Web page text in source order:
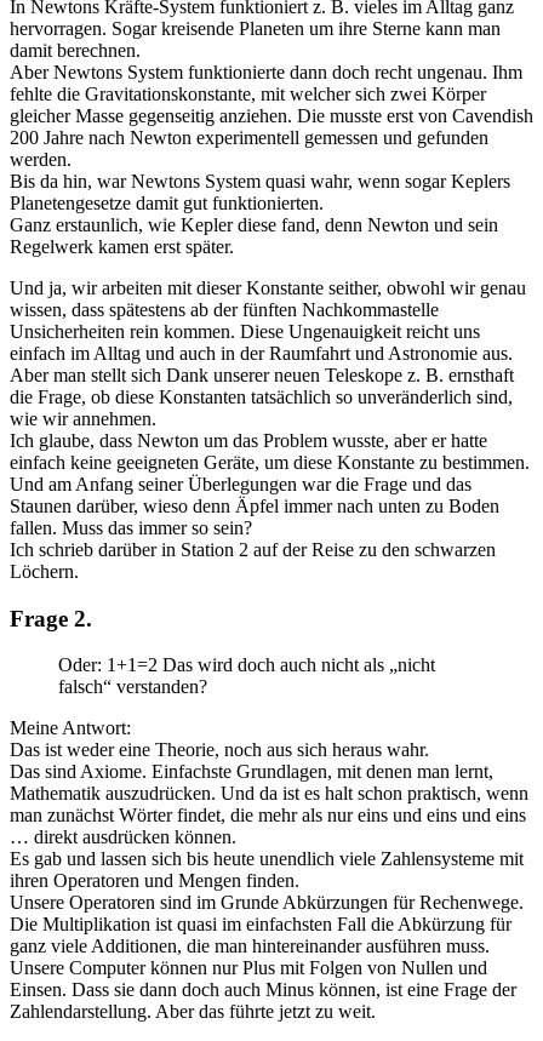
In Newtons Kräfte-System funktioniert z. B. vieles im Alltag ganz
hervorragen. Sogar kreisende Planeten um ihre Sterne kann man
damit berechnen.
Aber Newtons System funktionierte dann doch recht ungenau. Ihm
fehlte die Gravitationskonstante, mit welcher sich zwei Körper
gleicher Masse gegenseitig anziehen. Die musste erst von Cavendish
200 Jahre nach Newton experimentell gemessen und gefunden
werden.
Bis da hin, war Newtons System quasi wahr, wenn sogar Keplers
Planetengesetze damit gut funktionierten.
Ganz erstaunlich, wie Kepler diese fand, denn Newton und sein
Regelwerk kamen erst später.
Und ja, wir arbeiten mit dieser Konstante seither, obwohl wir genau
wissen, dass spätestens ab der fünften Nachkommastelle
Unsicherheiten rein kommen. Diese Ungenauigkeit reicht uns
einfach im Alltag und auch in der Raumfahrt und Astronomie aus.
Aber man stellt sich Dank unserer neuen Teleskope z. B. ernsthaft
die Frage, ob diese Konstanten tatsächlich so unveränderlich sind,
wie wir annehmen.
Ich glaube, dass Newton um das Problem wusste, aber er hatte
einfach keine geeigneten Geräte, um diese Konstante zu bestimmen.
Und am Anfang seiner Überlegungen war die Frage und das
Staunen darüber, wieso denn Äpfel immer nach unten zu Boden
fallen. Muss das immer so sein?
Ich schrieb darüber in Station 2 auf der Reise zu den schwarzen
Löchern.
Frage 2.
Oder: 1+1=2 Das wird doch auch nicht als „nicht
falsch“ verstanden?
Meine Antwort:
Das ist weder eine Theorie, noch aus sich heraus wahr.
Das sind Axiome. Einfachste Grundlagen, mit denen man lernt,
Mathematik auszudrücken. Und da ist es halt schon praktisch, wenn
man zunächst Wörter findet, die mehr als nur eins und eins und eins
… direkt ausdrücken können.
Es gab und lassen sich bis heute unendlich viele Zahlensysteme mit
ihren Operatoren und Mengen finden.
Unsere Operatoren sind im Grunde Abkürzungen für Rechenwege.
Die Multiplikation ist quasi im einfachsten Fall die Abkürzung für
ganz viele Additionen, die man hintereinander ausführen muss.
Unsere Computer können nur Plus mit Folgen von Nullen und
Einsen. Dass sie dann doch auch Minus können, ist eine Frage der
Zahlendarstellung. Aber das führte jetzt zu weit.